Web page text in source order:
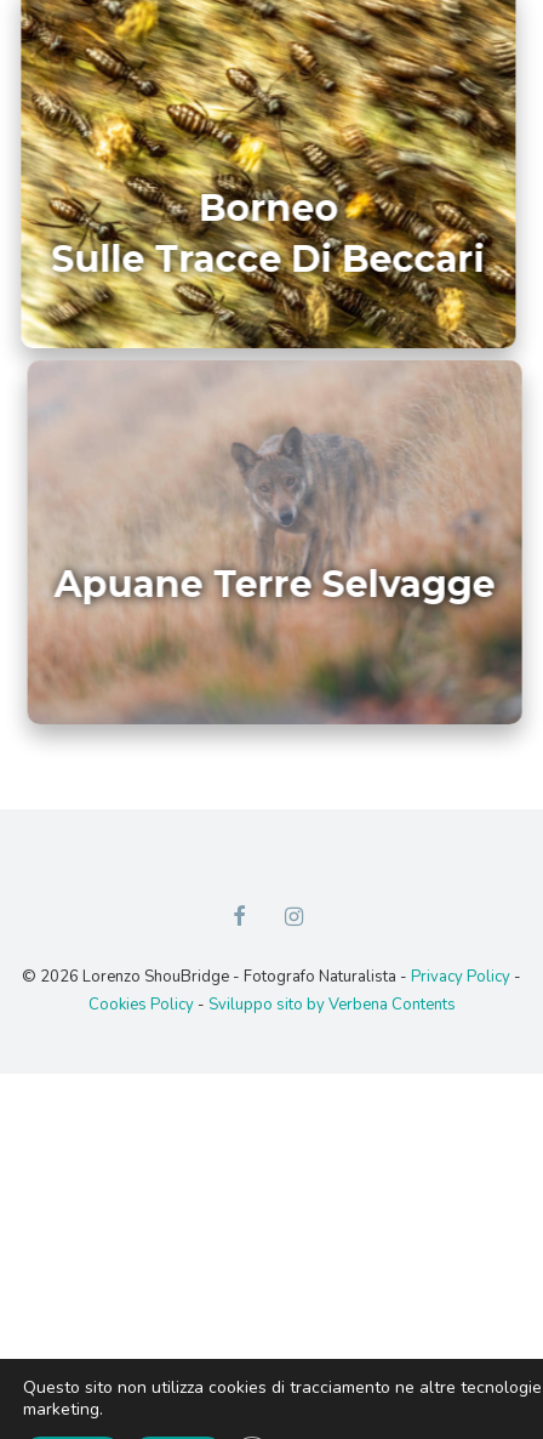
Borneo
Sulle Tracce Di Beccari
Apuane Terre Selvagge
© 2026 Lorenzo ShouBridge - Fotografo Naturalista - Privacy Policy -
Cookies Policy- Sviluppo sito by Verbena Contents
Questo sito non utilizza cookies di tracciamento ne altre
tecnologie di marketing.